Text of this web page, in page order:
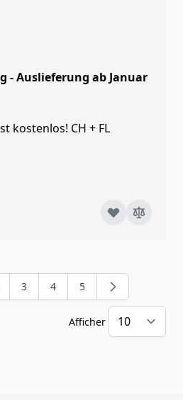
Auslieferung ab Januar
kostenlos! CH + FL
actuellement la page
Page
3 Page
4 Page
5
Afficher